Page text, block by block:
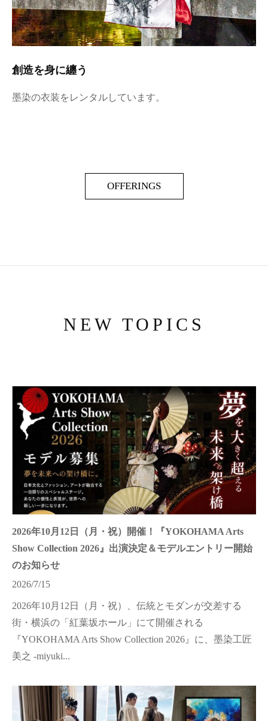
創造を身に纏う
墨染の衣装をレンタルしています。
OFFERINGS
NEW TOPICS
2026年10月12日（月・祝）開催！『YOKOHAMA Arts
Show Collection 2026』出演決定＆モデルエントリー開始
のお知らせ
2026/7/15
2026年10月12日（月・祝）、伝統とモダンが交差する
街・横浜の「紅葉坂ホール」にて開催される
『YOKOHAMA Arts Show Collection 2026』に、墨染工匠
美之 -miyuki...